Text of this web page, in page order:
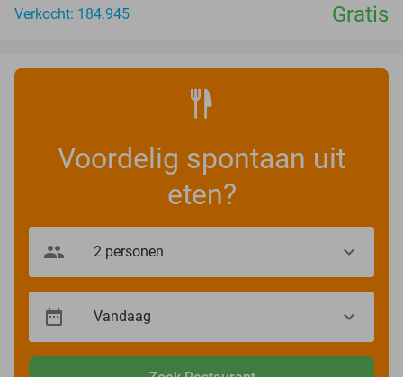
Verkocht: 184.945
Gratis
Voordelig spontaan uit
eten?